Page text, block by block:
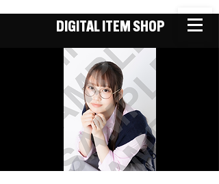
DIGITAL ITEM SHOP